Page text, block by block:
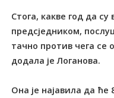
Стога, какве год да
предсједником,
тачно против чега се
додала је Логанова.
Она је најавила да